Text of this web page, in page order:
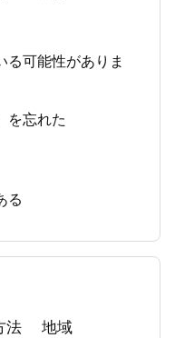
る可能性がありま
を忘れた
る
アプリ内課金】
リーに登録してる
法 地域